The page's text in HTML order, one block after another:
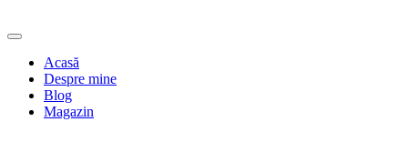
la
Acasă
Despre mine
Blog
Magazin